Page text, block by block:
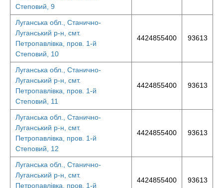
Степовий, 9
Луганська обл., Станично-
Луганський р-н, смт.
Петропавлівка, пров. 1-й
Степовий, 10
4424855400 93613
Луганська обл., Станично-
Луганський р-н, смт.
Петропавлівка, пров. 1-й
Степовий, 11
4424855400 93613
Луганська обл., Станично-
Луганський р-н, смт.
Петропавлівка, пров. 1-й
Степовий, 12
4424855400 93613
Луганська обл., Станично-
Луганський р-н, смт.
Петропавлівка, пров. 1-й
4424855400 93613